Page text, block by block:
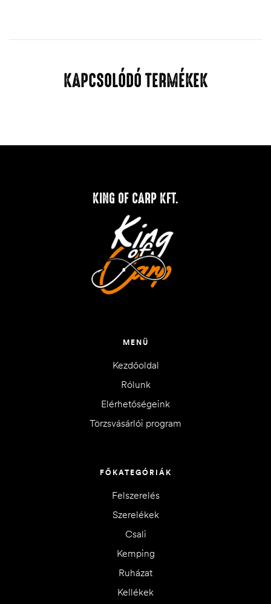
KAPCSOLÓDÓ TERMÉKEK
KING OF CARP KFT.
MENÜ
Kezdőoldal
Rólunk
Elérhetőségeink
Törzsvásárlói program
FŐKATEGÓRIÁK
Felszerelés
Szerelékek
Csali
Kemping
Ruházat
Kellékek